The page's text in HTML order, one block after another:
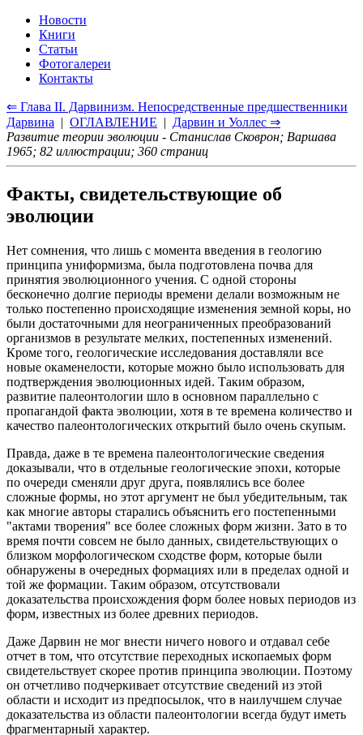
Новости
Книги
Статьи
Фотогалереи
Контакты
⇐ Глава II. Дарвинизм. Непосредственные предшественники
Дарвина | ОГЛАВЛЕНИЕ | Дарвин и Уоллес ⇒
Развитие теории эволюции - Станислав Сковрон; Варшава
1965; 82 иллюстрации; 360 страниц
Факты, свидетельствующие об
эволюции
Нет сомнения, что лишь с момента введения в геологию
принципа униформизма, была подготовлена почва для
принятия эволюционного учения. С одной стороны
бесконечно долгие периоды времени делали возможным не
только постепенно происходящие изменения земной коры, но
были достаточными для неограниченных преобразований
организмов в результате мелких, постепенных изменений.
Кроме того, геологические исследования доставляли все
новые окаменелости, которые можно было использовать для
подтверждения эволюционных идей. Таким образом,
развитие палеонтологии шло в основном параллельно с
пропагандой факта эволюции, хотя в те времена количество и
качество палеонтологических открытий было очень скупым.
Правда, даже в те времена палеонтологические сведения
доказывали, что в отдельные геологические эпохи, которые
по очереди сменяли друг друга, появлялись все более
сложные формы, но этот аргумент не был убедительным, так
как многие авторы старались объяснить его постепенными
"актами творения" все более сложных форм жизни. Зато в то
время почти совсем не было данных, свидетельствующих о
близком морфологическом сходстве форм, которые были
обнаружены в очередных формациях или в пределах одной и
той же формации. Таким образом, отсутствовали
доказательства происхождения форм более новых периодов из
форм, известных из более древних периодов.
Даже Дарвин не мог внести ничего нового и отдавал себе
отчет в том, что отсутствие переходных ископаемых форм
свидетельствует скорее против принципа эволюции. Поэтому
он отчетливо подчеркивает отсутствие сведений из этой
области и исходит из предпосылок, что в наилучшем случае
доказательства из области палеонтологии всегда будут иметь
фрагментарный характер.